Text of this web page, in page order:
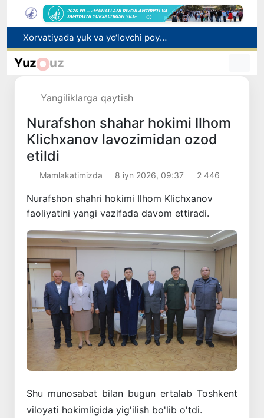
Bozor xizmatlarining 40 foizdan ortig‘i poytaxt hissasiga to‘g‘ri kelmoqda
“Men tanigan O‘zbekiston!”
Yuz uz
Yangiliklarga qaytish
Nurafshon shahar hokimi Ilhom
Klichxanov lavozimidan ozod
etildi
Mamlakatimizda 8 iyn 2026, 09:37 2 446
Nurafshon shahri hokimi Ilhom Klichxanov
faoliyatini yangi vazifada davom ettiradi.
Shu munosabat bilan bugun ertalab Toshkent
viloyati hokimligida yig'ilish bo'lib o'tdi.